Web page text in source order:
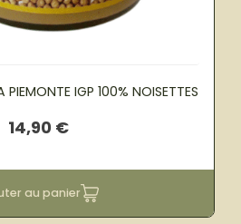
IGP 100% NOISETTES
14,90 €
au panier